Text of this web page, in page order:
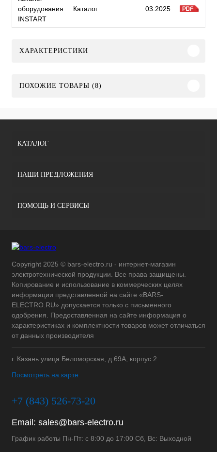
оборудования
INSTART
Каталог 03.2025
ХАРАКТЕРИСТИКИ
ПОХОЖИЕ ТОВАРЫ (8)
КАТАЛОГ
НАШИ ПРЕДЛОЖЕНИЯ
ПОМОЩЬ И СЕРВИСЫ
Copyright 2025 © bars-electro.ru - интернет-магазин
электротехнической продукции. Все права защищены.
Копирование и использование в коммерческих целях
информации представленной на сайте «BARS-
ELECTRO.RU» допускается только с письменного
одобрения. Предоставленная на сайте информация о
характеристиках и комплектности товаров может отличаться
от данных производителя
г. Казань улица Беломорская, д.69А, корпус 2
Посмотреть на карте
+7 (843) 526-73-20
Email: sales@bars-electro.ru
График работы Пн-Пт: с 8:00 до 17:00 Сб, Вс: Выходной